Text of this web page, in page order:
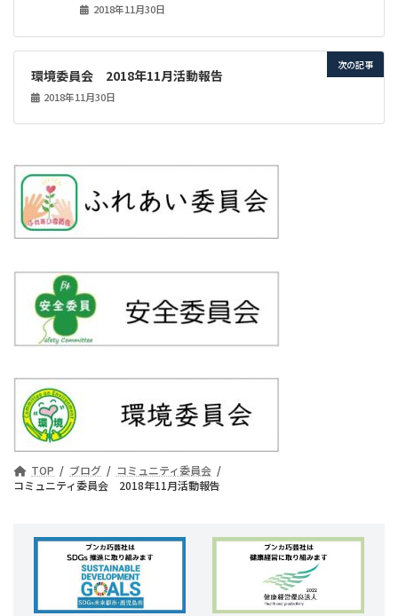
2018年11月30日
次の記事
環境委員会 2018年11月活動報告
2018年11月30日
TOP ブログ
コミュニティ委員会
コミュニティ委員会 2018年11月活動報告